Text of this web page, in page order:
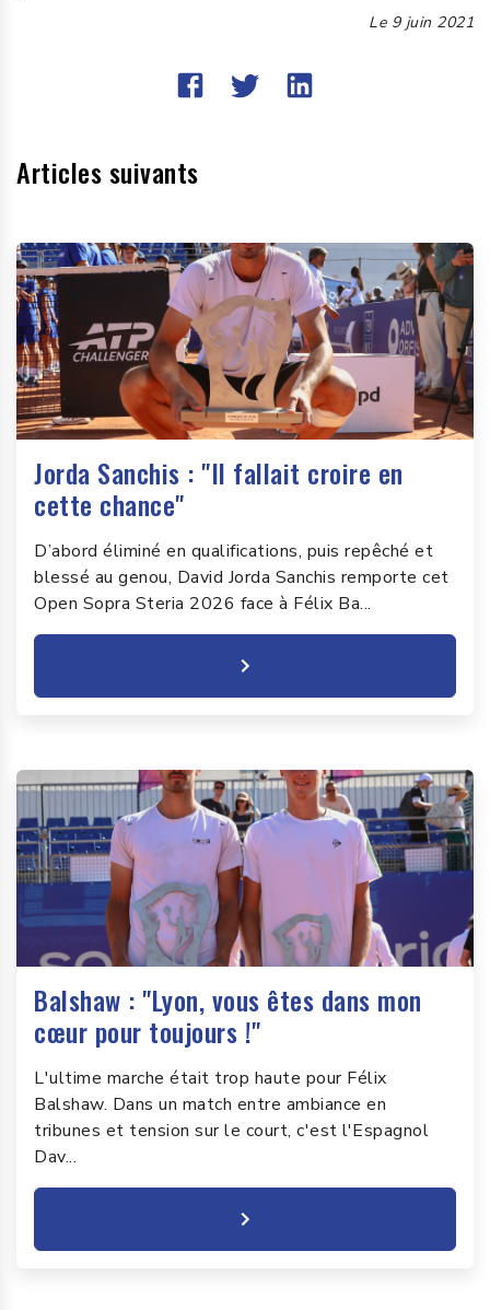
Le 9 juin 2021
Articles suivants
Jorda Sanchis : "Il fallait croire en
cette chance"
D’abord éliminé en qualifications, puis repêché et
blessé au genou, David Jorda Sanchis remporte cet
Open Sopra Steria 2026 face à Félix Ba...
Balshaw : "Lyon, vous êtes dans mon
cœur pour toujours !"
L'ultime marche était trop haute pour Félix
Balshaw. Dans un match entre ambiance en
tribunes et tension sur le court, c'est l'Espagnol
Dav...